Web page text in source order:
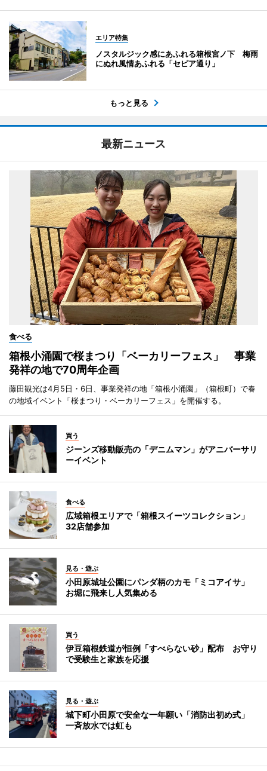
エリア特集
ノスタルジック感にあふれる箱根宮ノ下 梅雨
にぬれ風情あふれる「セピア通り」
もっと見る
最新ニュース
食べる
箱根小涌園で桜まつり「ベーカリーフェス」 事業
発祥の地で70周年企画
藤田観光は4月5日・6日、事業発祥の地「箱根小涌園」（箱根町）で春
の地域イベント「桜まつり・ベーカリーフェス」を開催する。
買う
ジーンズ移動販売の「デニムマン」がアニバーサリ
ーイベント
食べる
広域箱根エリアで「箱根スイーツコレクション」
32店舗参加
見る・遊ぶ
小田原城址公園にパンダ柄のカモ「ミコアイサ」
お堀に飛来し人気集める
買う
伊豆箱根鉄道が恒例「すべらない砂」配布 お守り
で受験生と家族を応援
見る・遊ぶ
城下町小田原で安全な一年願い「消防出初め式」
一斉放水では虹も